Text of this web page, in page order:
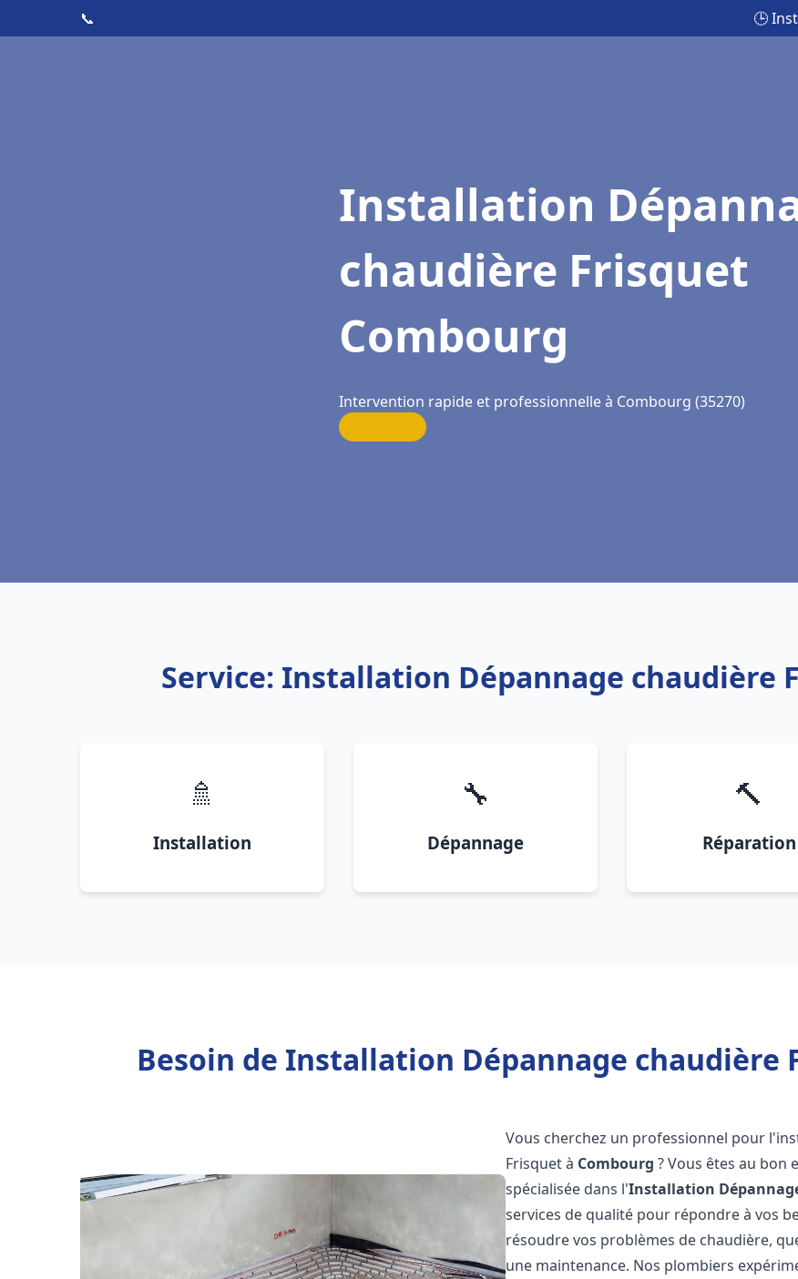
📞 🕒
Installation
chaudière Frisquet
Combourg
Intervention rapide et professionnelle à Combourg (35270)
Service: Installation Dépannage chaudière
🚿
Installation
🔧
Dépannage
🔨
Réparation
Besoin de Installation Dépannage chaudière
Vous cherchez un professionnel pour
Frisquet à Combourg ? Vous êtes au
spécialisée dans l'Installation
services de qualité pour répondre à vos
résoudre vos problèmes de chaudière,
une maintenance. Nos plombiers